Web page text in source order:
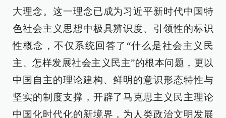
大理念。这一理念已成为习近平新时代中国特
色社会主义思想中极具辨识度、引领性的标识
性概念，不仅系统回答了“什么是社会主义民
主、怎样发展社会主义民主”的根本问题，更以
中国自主的理论建构、鲜明的意识形态特性与
坚实的制度支撑，开辟了马克思主义民主理论
中国化时代化的新境界，为人类政治文明发展